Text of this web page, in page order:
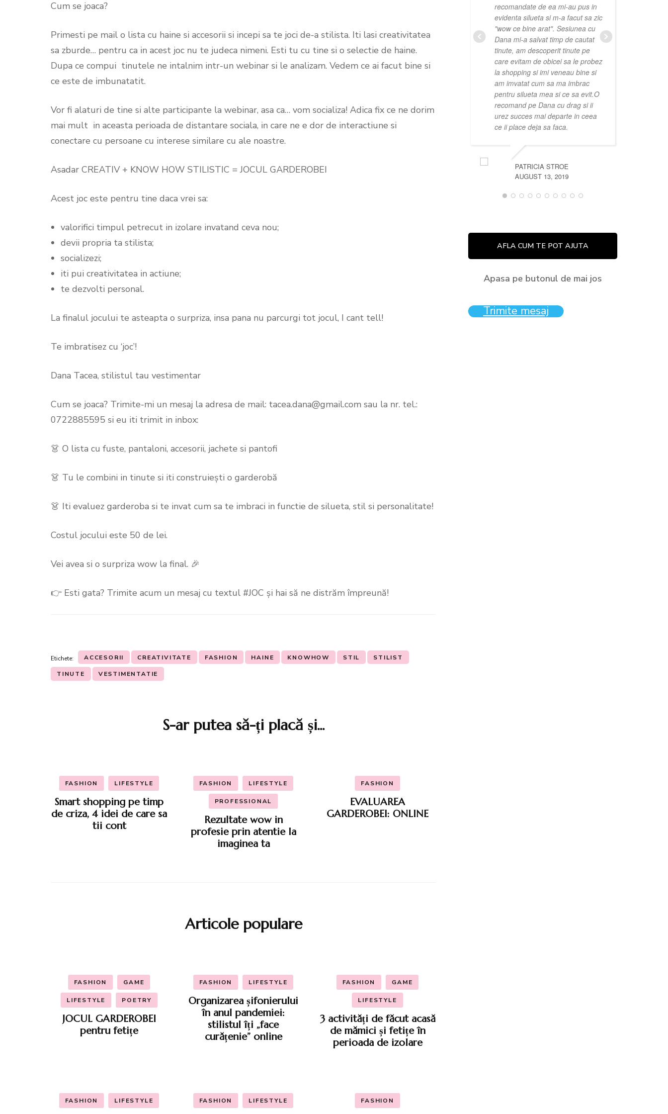
Cum se joaca?
Primesti pe mail o lista cu haine si accesorii si incepi sa te joci de-a stilista. Iti lasi creativitatea
sa zburde… pentru ca in acest joc nu te judeca nimeni. Esti tu cu tine si o selectie de haine.
Dupa ce compui tinutele ne intalnim intr-un webinar si le analizam. Vedem ce ai facut bine si
ce este de imbunatatit.
Vor fi alaturi de tine si alte participante la webinar, asa ca… vom socializa! Adica fix ce ne dorim
mai mult in aceasta perioada de distantare sociala, in care ne e dor de interactiune si
conectare cu persoane cu interese similare cu ale noastre.
Asadar CREATIV + KNOW HOW STILISTIC = JOCUL GARDEROBEI
Acest joc este pentru tine daca vrei sa:
valorifici timpul petrecut in izolare invatand ceva nou;
devii propria ta stilista;
socializezi;
iti pui creativitatea in actiune;
te dezvolti personal.
La finalul jocului te asteapta o surpriza, insa pana nu parcurgi tot jocul, I cant tell!
Te imbratisez cu ‘joc’!
Dana Tacea, stilistul tau vestimentar
Cum se joaca? Trimite-mi un mesaj la adresa de mail: tacea.dana@gmail.com sau la nr. tel.:
0722885595 si eu iti trimit in inbox:
👗 O lista cu fuste, pantaloni, accesorii, jachete si pantofi
👗 Tu le combini in tinute si iti construiești o garderobă
👗 Iti evaluez garderoba si te invat cum sa te imbraci in functie de silueta, stil si personalitate!
Costul jocului este 50 de lei.
Vei avea si o surpriza wow la final. 🎉
👉 Esti gata? Trimite acum un mesaj cu textul #JOC și hai să ne distrăm împreună!
Etichete: ACCESORII CREATIVITATE FASHION HAINE KNOWHOW STIL STILIST
TINUTE VESTIMENTATIE
S-ar putea să-ți placă și...
FASHION LIFESTYLE
Smart shopping pe timp
de criza, 4 idei de care sa
tii cont
FASHION LIFESTYLE
PROFESSIONAL
Rezultate wow in
profesie prin atentie la
imaginea ta
FASHION
EVALUAREA
GARDEROBEI: ONLINE
Articole populare
FASHION GAME
LIFESTYLE POETRY
JOCUL GARDEROBEI
pentru fetițe
FASHION LIFESTYLE
Organizarea șifonierului
în anul pandemiei:
stilistul îți „face
curățenie” online
FASHION GAME
LIFESTYLE
3 activități de făcut acasă
de mămici și fetițe în
perioada de izolare
FASHION LIFESTYLE FASHION LIFESTYLE FASHION
recomandate de ea mi-au pus in
evidenta silueta si m-a facut sa zic
"wow ce bine arat". Sesiunea cu
Dana mi-a salvat timp de cautat
tinute, am descoperit tinute pe
care evitam de obicei sa le probez
la shopping si imi veneau bine si
am imvatat cum sa ma imbrac
pentru silueta mea si ce sa evit.O
recomand pe Dana cu drag si ii
urez succes mai departe in ceea
ce ii place deja sa faca.
PATRICIA STROE
AUGUST 13, 2019
AFLA CUM TE POT AJUTA
Apasa pe butonul de mai jos
Trimite mesaj